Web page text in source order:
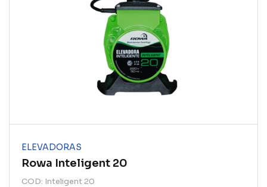
ELEVADORAS
Rowa Inteligent 20
COD: Inteligent 20